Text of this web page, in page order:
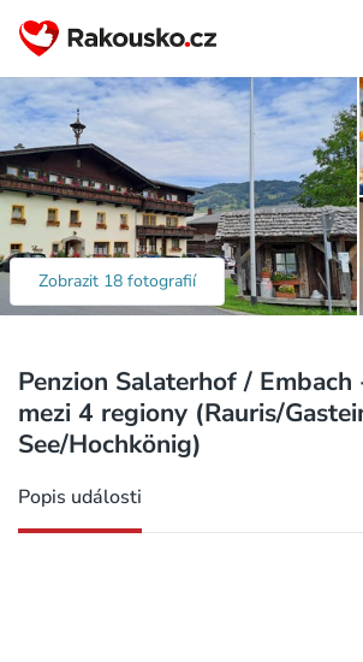
Zobrazit 18 fotografií
Penzion Salaterhof /
mezi 4 regiony (Rauris/
See/Hochkönig)
Popis události